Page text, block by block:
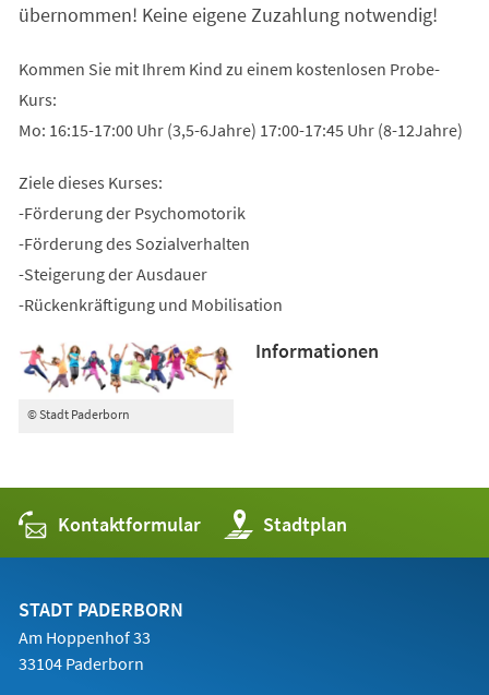
übernommen! Keine eigene Zuzahlung notwendig!
Kommen Sie mit Ihrem Kind zu einem kostenlosen Probe-
Kurs:
Mo: 16:15-17:00 Uhr (3,5-6Jahre) 17:00-17:45 Uhr (8-12Jahre)
Ziele dieses Kurses:
-Förderung der Psychomotorik
-Förderung des Sozialverhalten
-Steigerung der Ausdauer
-Rückenkräftigung und Mobilisation
© Stadt Paderborn
Informationen
Kontaktformular Stadtplan
(Öffnet
in
einem
STADT PADERBORN
Am Hoppenhof 33
33104 Paderborn